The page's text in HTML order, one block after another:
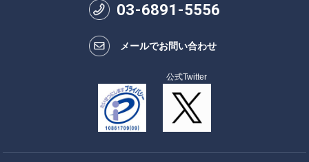
03-6891-5556
メールでお問い合わせ
公式Twitter